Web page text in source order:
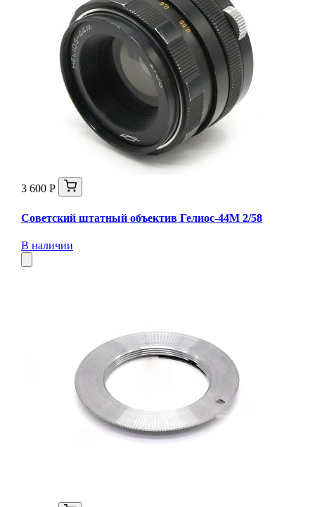
3 600 Р
Советский штатный объектив Гелиос-44М 2/58
В наличии